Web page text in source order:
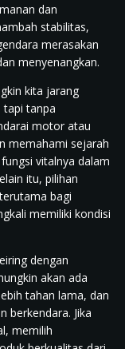
dan
stabilitas,
merasakan
menyenangkan.
kita jarang
tapi tanpa
motor atau
memahami sejarah
vitalnya dalam
itu, pilihan
bagi
memiliki kondisi
dengan
akan ada
tahan lama, dan
berkendara. Jika
memilih